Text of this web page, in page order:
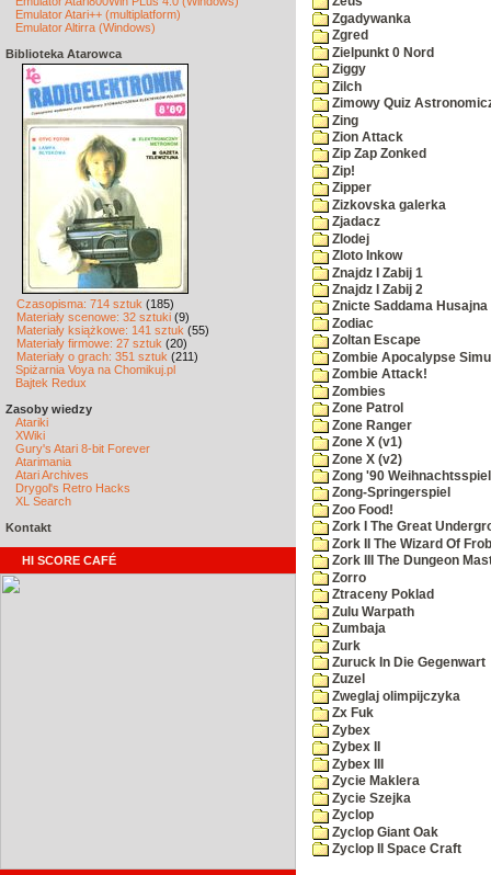
Emulator Atari++ (multiplatform)
Emulator Altirra (Windows)
Biblioteka Atarowca
Czasopisma: 714 sztuk (185)
Materiały scenowe: 32 sztuki (9)
Materiały książkowe: 141 sztuk (55)
Materiały firmowe: 27 sztuk (20)
Materiały o grach: 351 sztuk (211)
Spiżarnia Voya na Chomikuj.pl
Bajtek Redux
Zasoby wiedzy
Atariki
XWiki
Gury's Atari 8-bit Forever
Atarimania
Atari Archives
Drygol's Retro Hacks
XL Search
Kontakt
HI SCORE CAFÉ
Zgadywanka
Zgred
Zielpunkt 0 Nord
Ziggy
Zilch
Zimowy Quiz
Zing
Zion Attack
Zip Zap Zonked
Zip!
Zipper
Zizkovska galerka
Zjadacz
Zlodej
Zloto Inkow
Znajdz I Zabij 1
Znajdz I Zabij 2
Znicte Saddama Husajna
Zodiac
Zoltan Escape
Zombie Apocalypse
Zombie Attack!
Zombies
Zone Patrol
Zone Ranger
Zone X (v1)
Zone X (v2)
Zong '90 Weihnachtsspiel
Zong-Springerspiel
Zoo Food!
Zork I The Great
Zork II The Wizard Of
Zork III The Dungeon
Zorro
Ztraceny Poklad
Zulu Warpath
Zumbaja
Zurk
Zuruck In Die Gegenwart
Zuzel
Zweglaj olimpijczyka
Zx Fuk
Zybex
Zybex II
Zybex III
Zycie Maklera
Zycie Szejka
Zyclop
Zyclop Giant Oak
Zyclop II Space Craft